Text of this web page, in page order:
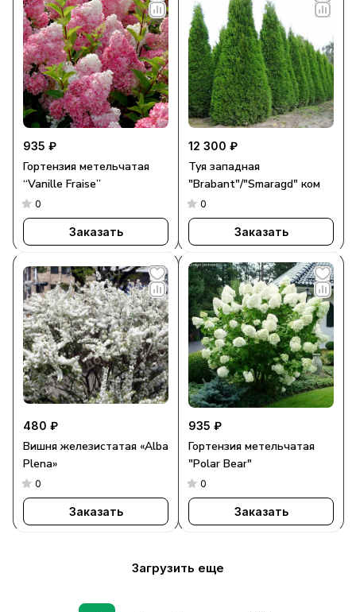
935 ₽
Гортензия метельчатая
“Vanille Fraise”
0
Заказать
12 300 ₽
Туя западная
"Brabant"/"Smaragd" ком
0
Заказать
480 ₽
Вишня железистатая «Alba
Plena»
0
Заказать
935 ₽
Гортензия метельчатая
"Polar Bear"
0
Заказать
Загрузить еще